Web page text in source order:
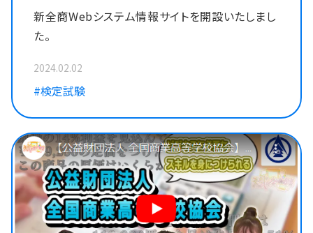
新全商Webシステム情報サイトを開設いたしまし
た。
2024.02.02
#検定試験